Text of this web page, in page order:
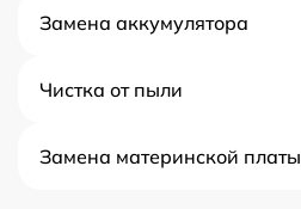
Замена аккумулятора
Чистка от пыли
Замена материнской платы